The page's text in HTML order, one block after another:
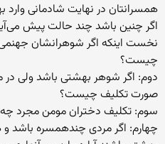
همسرانتان در نهایت شادمانی
اگر چنین باشد چند حالت پیش
نخست اینکه اگر شوهرانشان
چیست؟
دوم: اگر شوهر بهشتی باشد ولی در
صورت تکلیف چیست؟
سوم: تکلیف دختران مومن مجرد
چهارم: اگر مردی چند‌همسره باشد